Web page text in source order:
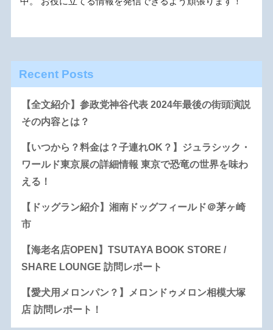
Recent Posts
【全文紹介】参政党神谷代表 2024年最後の街頭演説
その内容とは？
【いつから？料金は？子連れOK？】ジュラシック・
ワールド東京展の詳細情報 東京で恐竜の世界を味わ
える！
【ドッグラン紹介】湘南ドッグフィールド＠茅ヶ崎
市
【海老名店OPEN】TSUTAYA BOOK STORE /
SHARE LOUNGE 訪問レポート
【愛犬用メロンパン？】メロンドゥメロン相模大塚
店 訪問レポート！